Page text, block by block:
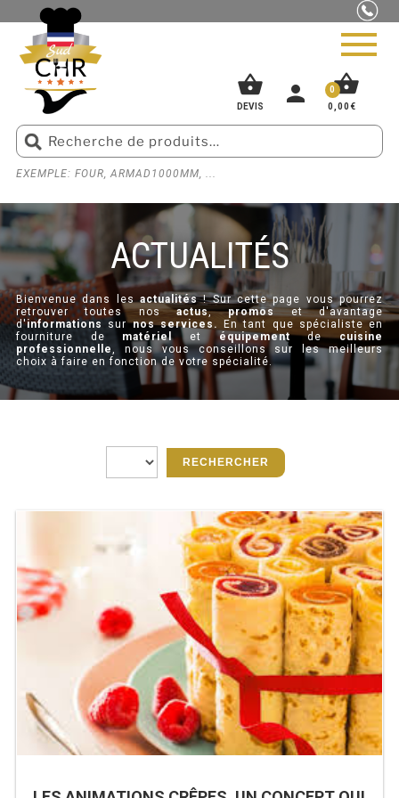
shopping_basket
DEVIS person shopping_basket
0,00€
0
EXEMPLE: FOUR, ARMAD1000MM, ...
PIZZERIA
SNACK
BOULANGERIE
GLACIER
TABLE RÉFRIGÉRÉE
TABLE 700 – 2 PORTES
TABLE 700 – 3 PORTES
TABLE 700 – 4 PORTES
TABLE 800
TABLE 700 VITRÉE
ACTUALITÉS
Bienvenue dans lesactualités! Sur cette page vous pourrez
retrouver toutes nosactus,promos
et d'avantage
d'informations surnos services.
En tant que spécialiste en
fourniture de matérieletéquipementdecuisine
professionnelle, nous vous conseillons sur les meilleurs
choix à faire en fonction de votre spécialité.